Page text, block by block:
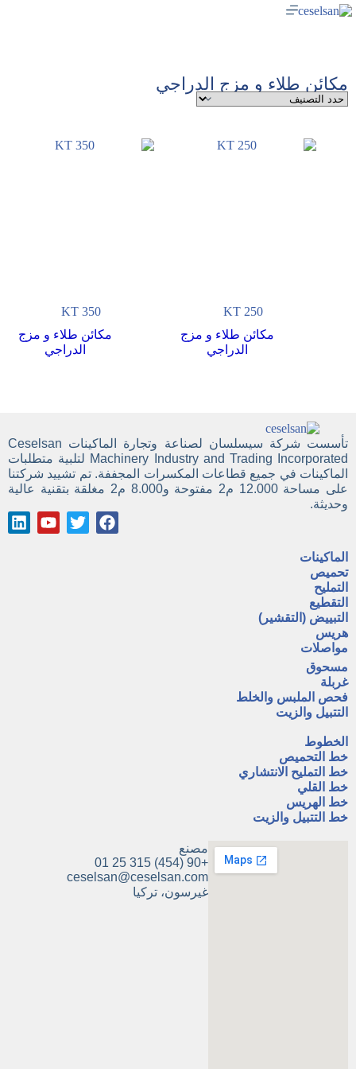
مكائن طلاء و مزج الدراجي
KT 250
مكائن طلاء و مزج
الدراجي
KT 350
مكائن طلاء و مزج
الدراجي
تأسست شركة سيسلسان لصناعة وتجارة الماكينات Ceselsan
Machinery Industry and Trading Incorporated لتلبية متطلبات
الماكينات في جميع قطاعات المكسرات المجففة. تم تشييد شركتنا
على مساحة 12.000 م2 مفتوحة و8.000 م2 مغلقة بتقنية عالية
وحديثة.
الماكينات
تحميص
التمليح
التقطيع
التبييض (التقشير)
هريس
مواصلات
مسحوق
غربلة
فحص الملبس والخلط
التتبيل والزيت
الخطوط
خط التحميص
خط التمليح الانتشاري
خط القلي
خط الهريس
خط التتبيل والزيت
مصنع
+90 (454) 315 25 01
ceselsan@ceselsan.com
غيرسون، تركيا